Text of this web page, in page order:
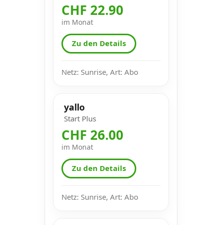
CHF 22.90
im Monat
Zu den Details
Netz: Sunrise, Art: Abo
yallo
Start Plus
CHF 26.00
im Monat
Zu den Details
Netz: Sunrise, Art: Abo